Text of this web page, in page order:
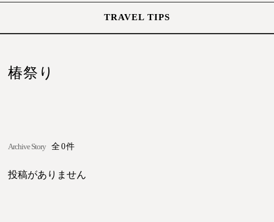
TRAVEL TIPS
椿祭り
Archive Story 全0件
投稿がありません